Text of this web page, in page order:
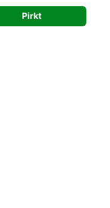
was:
30,00 €.15,00 €.
Pirkt